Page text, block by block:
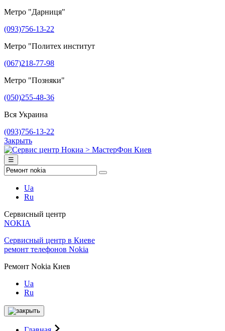
Метро "Дарниця"
(093)756-13-22
Метро "Политех институт
(067)218-77-98
Метро "Позняки"
(050)255-48-36
Вся Украина
(093)756-13-22
Закрыть
☰
Ua
Ru
Сервисный центр
NOKIA
Сервисный центр в Киеве
ремонт телефонов Nokia
Ремонт Nokia Киев
Ua
Ru